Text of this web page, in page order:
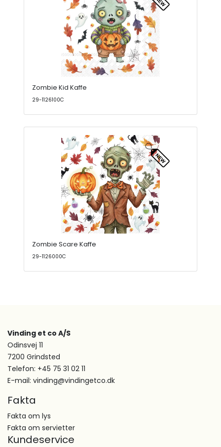
Zombie Kid Kaffe
29-1126100C
Zombie Scare Kaffe
29-1126000C
Vinding et co A/S
Odinsvej 11
7200 Grindsted
Telefon: +45 75 31 02 11
E-mail: vinding@vindingetco.dk
Fakta
Fakta om lys
Fakta om servietter
Kundeservice